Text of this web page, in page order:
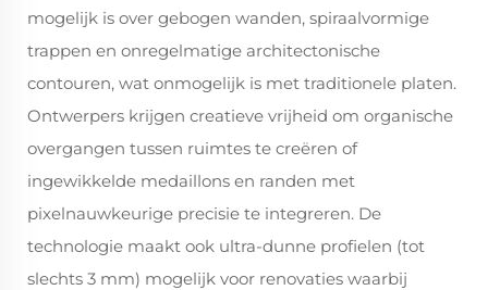
mogelijk is over gebogen wanden, spiraalvormige
trappen en onregelmatige architectonische
contouren, wat onmogelijk is met traditionele platen.
Ontwerpers krijgen creatieve vrijheid om organische
overgangen tussen ruimtes te creëren of
ingewikkelde medaillons en randen met
pixelnauwkeurige precisie te integreren. De
technologie maakt ook ultra-dunne profielen (tot
slechts 3 mm) mogelijk voor renovaties waarbij